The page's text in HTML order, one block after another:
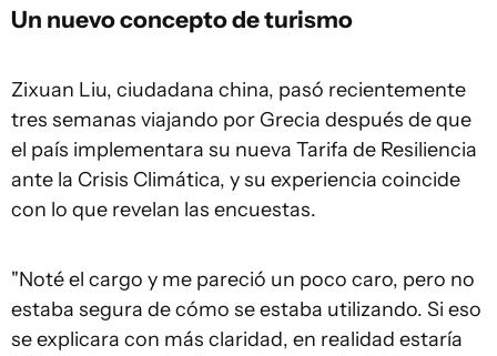
Un nuevo concepto de turismo
Zixuan Liu, ciudadana china, pasó recientemente
tres semanas viajando por Grecia después de que
el país implementara su nueva Tarifa de Resiliencia
ante la Crisis Climática, y su experiencia coincide
con lo que revelan las encuestas.
"Noté el cargo y me pareció un poco caro, pero no
estaba segura de cómo se estaba utilizando. Si eso
se explicara con más claridad, en realidad estaría